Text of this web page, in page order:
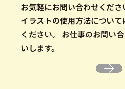
お気軽にお問い合わせくださ
イラストの使用方法について
ください。
お仕事のお問い
いします。